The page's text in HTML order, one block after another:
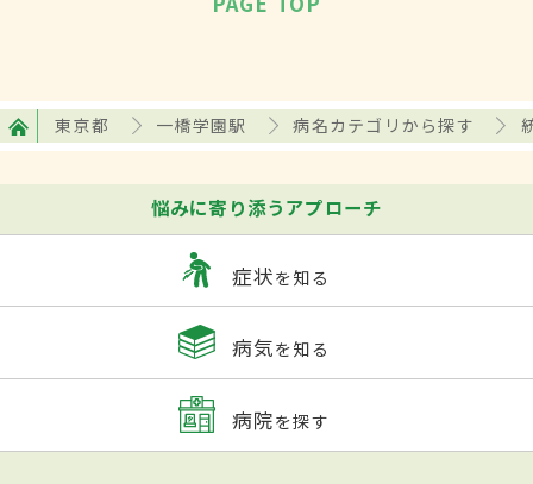
東京都 一橋学園駅 病名カテゴリから探す
悩みに寄り添うアプローチ
症状を知る
病気を知る
病院を探す